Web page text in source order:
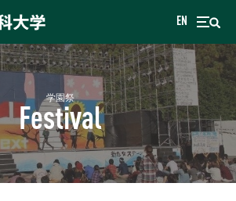
EN
学園祭
Festival